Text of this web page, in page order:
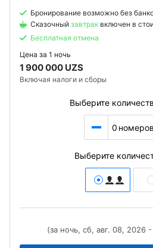
Бронирование возможно без
Сказочный завтрак включен в
Бесплатная отмена
Цена за 1 ночь
1 900 000 UZS
Включая налоги и сборы
Выберите
0 номеров
Выберите
(за ночь, сб, авг. 08, 2026